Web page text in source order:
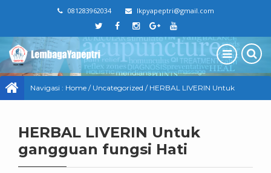
081283962034 lkpyapeptri@gmail.com
Navigasi : Home / Uncategorized / HERBAL LIVERIN Untuk
HERBAL LIVERIN Untuk
gangguan fungsi Hati